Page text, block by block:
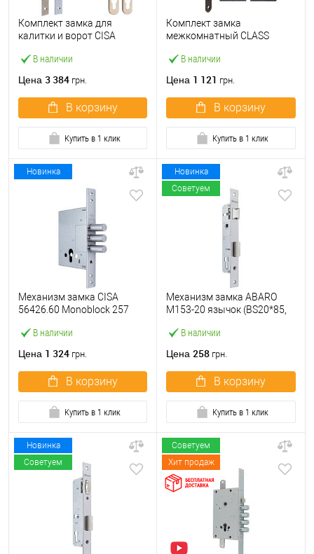
В наличии
Комплект замка для
калитки и ворот CISA
40×40) с цилиндром 60 мм
Цена 3 384 грн.
В корзину
Купить в 1 клик
В наличии
Комплект замка
межкомнатный CLASS
WC с ручками и воротком
Цена 1 121 грн.
В корзину
Купить в 1 клик
Новинка
В наличии
Механизм замка CISA
56426.60 Monoblock 257
Цена 1 324 грн.
В корзину
Купить в 1 клик
Новинка
Советуем
В наличии
Механизм замка ABARO
M153-20 язычок (BS20*85,
Цена 258 грн.
В корзину
Купить в 1 клик
Новинка
Советуем
Советуем
Хит продаж